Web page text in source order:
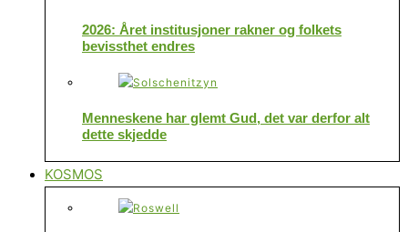
2026: Året institusjoner rakner og folkets
bevissthet endres
Menneskene har glemt Gud, det var derfor alt
dette skjedde
KOSMOS